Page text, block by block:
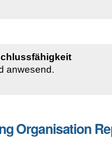
anwesend.
Organisation